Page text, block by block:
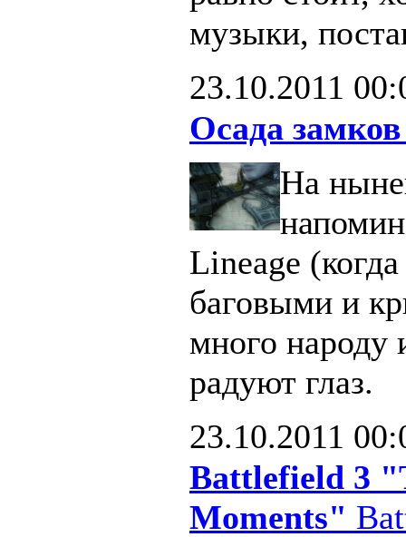
музыки,
23.10.2011
Осада замков
На
Lineage
баговыми и
много народу
радуют глаз.
23.10.2011
Battlefield 3
Moments"